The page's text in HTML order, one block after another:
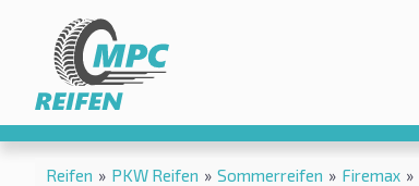
Reifen » PKW Reifen » Sommerreifen » Firemax »